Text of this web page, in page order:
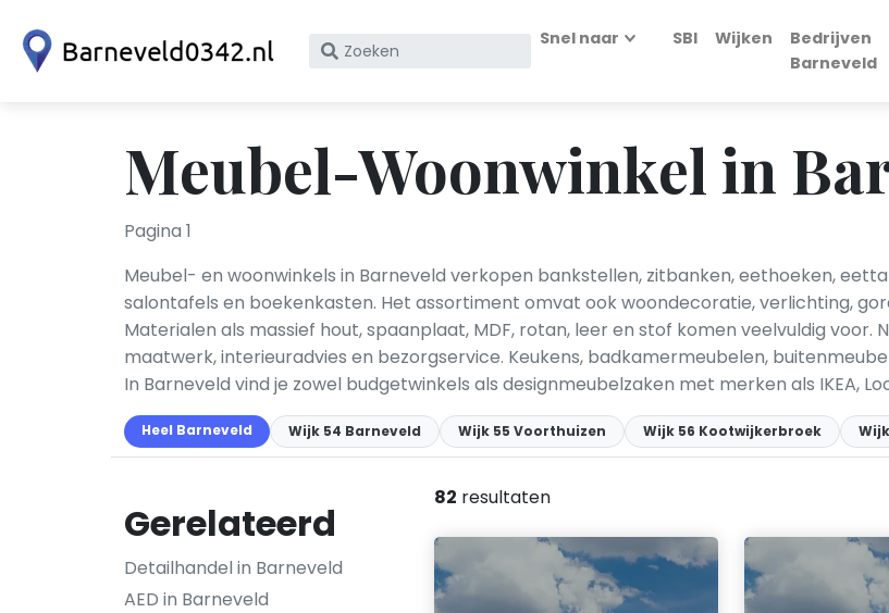
Zoek
KvK
nummer
Snel naar SBI Wijken
Bedrijven
Barneveld
Meubel-Woonwinkel in
Pagina 1
Meubel- en woonwinkels in Barneveld verkopen bankstellen, zitbanken, eethoeken,
salontafels en boekenkasten. Het assortiment omvat ook woondecoratie, verlichting,
Materialen als massief hout, spaanplaat, MDF, rotan, leer en stof komen veelvuldig
maatwerk, interieuradvies en bezorgservice. Keukens, badkamermeubelen,
In Barneveld vind je zowel budgetwinkels als designmeubelzaken met merken als IKEA,
Heel Barneveld Wijk 54 Barneveld Wijk 55 Voorthuizen Wijk 56 Kootwijkerbroek
Gerelateerd
Detailhandel in Barneveld
AED in Barneveld
82 resultaten